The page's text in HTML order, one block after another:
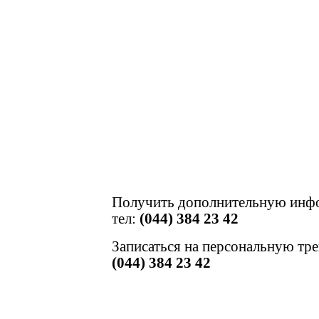
Получить дополнительную
тел: (044) 384 23 42
Записаться на персональную
(044) 384 23 42